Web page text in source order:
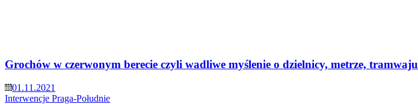
Grochów w czerwonym berecie czyli wadliwe myślenie o dzielnicy, metrze, tramwaju
01.11.2021
Interwencje Praga-Południe